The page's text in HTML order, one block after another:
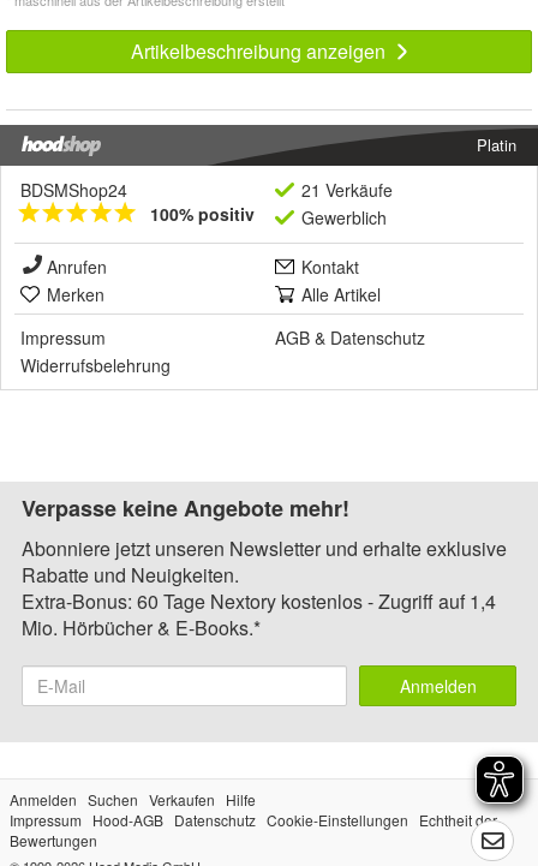
Artikelbeschreibung anzeigen
Platin
BDSMShop24
100% positiv
21 Verkäufe
Gewerblich
Anrufen
Kontakt
Merken
Alle Artikel
Impressum
AGB & Datenschutz
Widerrufsbelehrung
Verpasse keine Angebote mehr!
Abonniere jetzt unseren Newsletter und erhalte exklusive
Rabatte und Neuigkeiten.
Extra-Bonus: 60 Tage Nextory kostenlos - Zugriff auf 1,4
Mio. Hörbücher & E-Books.*
Anmelden
Anmelden Suchen Verkaufen
Hilfe
Impressum
Hood-AGB Datenschutz Cookie-Einstellungen
Echtheit der
Bewertungen